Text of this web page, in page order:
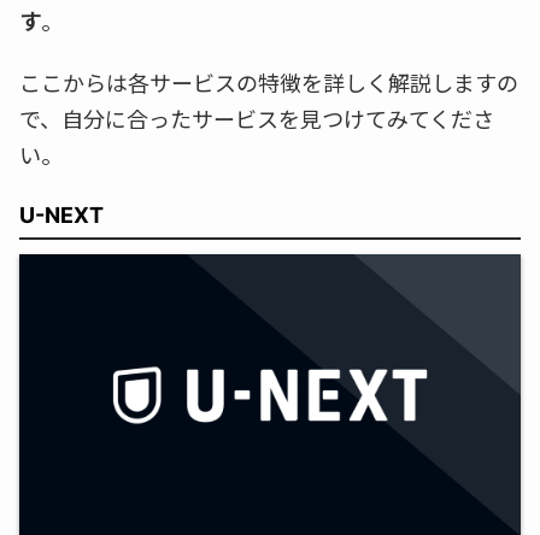
す。
ここからは各サービスの特徴を詳しく解説しますの
で、自分に合ったサービスを見つけてみてくださ
い。
U-NEXT